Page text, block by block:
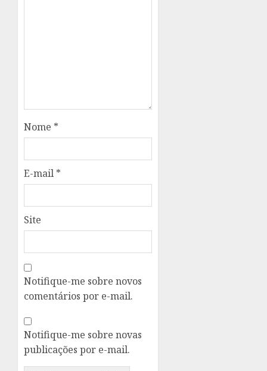
Nome *
E-mail *
Site
Notifique-me sobre novos
comentários por e-mail.
Notifique-me sobre novas
publicações por e-mail.